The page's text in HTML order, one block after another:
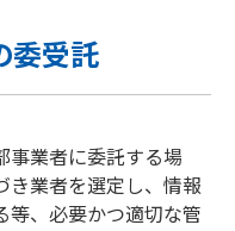
委受託
事業者に委託する場
き業者を選定し、情報
等、必要かつ適切な管